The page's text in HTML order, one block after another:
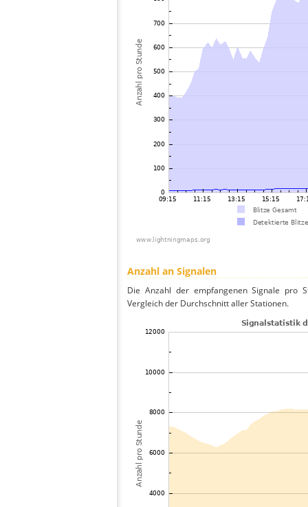
Anzahl an Signalen
Die Anzahl der empfangenen Signale pro
Vergleich der Durchschnitt aller Stationen.